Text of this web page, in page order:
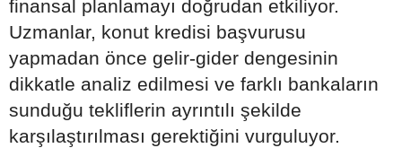
finansal planlamayı doğrudan etkiliyor.
Uzmanlar, konut kredisi başvurusu
yapmadan önce gelir-gider dengesinin
dikkatle analiz edilmesi ve farklı bankaların
sunduğu tekliflerin ayrıntılı şekilde
karşılaştırılması gerektiğini vurguluyor.